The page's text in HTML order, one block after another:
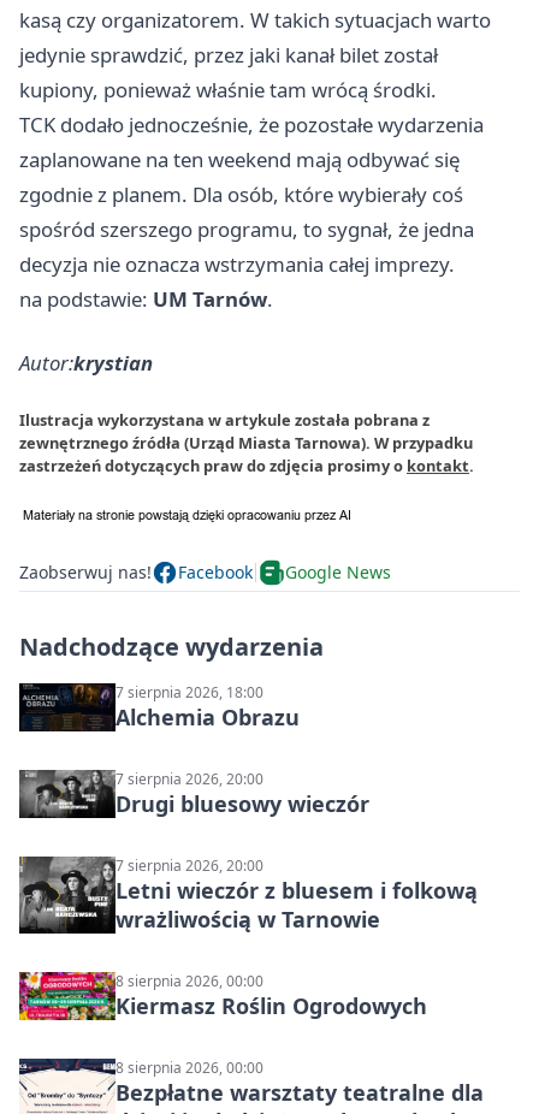
kasą czy organizatorem. W takich sytuacjach warto
jedynie sprawdzić, przez jaki kanał bilet został
kupiony, ponieważ właśnie tam wrócą środki.
TCK dodało jednocześnie, że pozostałe wydarzenia
zaplanowane na ten weekend mają odbywać się
zgodnie z planem. Dla osób, które wybierały coś
spośród szerszego programu, to sygnał, że jedna
decyzja nie oznacza wstrzymania całej imprezy.
na podstawie: UM Tarnów.
Autor:krystian
Ilustracja wykorzystana w artykule została pobrana z
zewnętrznego źródła (Urząd Miasta Tarnowa). W przypadku
zastrzeżeń dotyczących praw do zdjęcia prosimy o kontakt.
Zaobserwuj nas! Facebook Google News
Nadchodzące wydarzenia
7 sierpnia 2026, 18:00
Alchemia Obrazu
7 sierpnia 2026, 20:00
Drugi bluesowy wieczór
7 sierpnia 2026, 20:00
Letni wieczór z bluesem i folkową
wrażliwością w Tarnowie
8 sierpnia 2026, 00:00
Kiermasz Roślin Ogrodowych
8 sierpnia 2026, 00:00
Bezpłatne warsztaty teatralne dla